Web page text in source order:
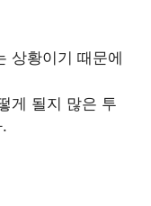
상황이기 때문에
게 될지 많은 투